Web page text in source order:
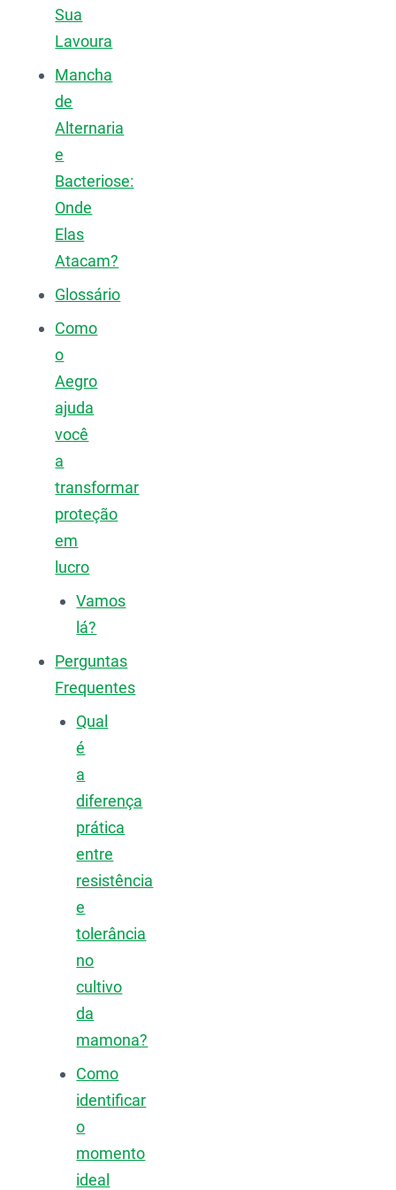
Sua
Lavoura
Mancha
de
Alternaria
e
Bacteriose:
Onde
Elas
Atacam?
Glossário
Como
o
Aegro
ajuda
você
a
transformar
proteção
em
lucro
Vamos
lá?
Perguntas
Frequentes
Qual
é
a
diferença
prática
entre
resistência
e
tolerância
no
cultivo
da
mamona?
Como
identificar
o
momento
ideal